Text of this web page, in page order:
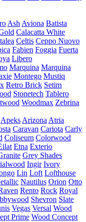
Ash Aviona Batista
Calacatta White
Celtis Ceppo Nuovo
Fabien Foggia Fuerta
Libero
Marquina Marquina
Montego Mustiq
Retro Brick Setim
Stonetech Tablero
Woodmax Zebrina
Apeks Arizona Atria
Caravan Cariota Carly
Coliseum Colorwood
Etna Exterio
Grey Shades
Ingir Ivory
Lin Loft Lofthouse
Nautilus Orion Otto
Rento Rock Royal
Shevron Slate
Vegas Versal Wood
Prime Wood Concept